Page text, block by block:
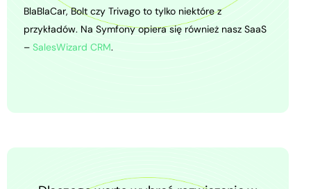
BlaBlaCar, Bolt czy Trivago to tylko niektóre z
przykładów. Na Symfony opiera się również nasz SaaS
– SalesWizard CRM.